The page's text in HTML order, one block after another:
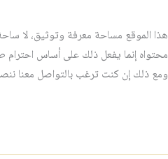
هذا الموقع مساحة معرفة وتوثيق، لا
محتواه إنما يفعل ذلك على أساس احترام
ومع ذلك إن كنت ترغب بالتواصل معنا